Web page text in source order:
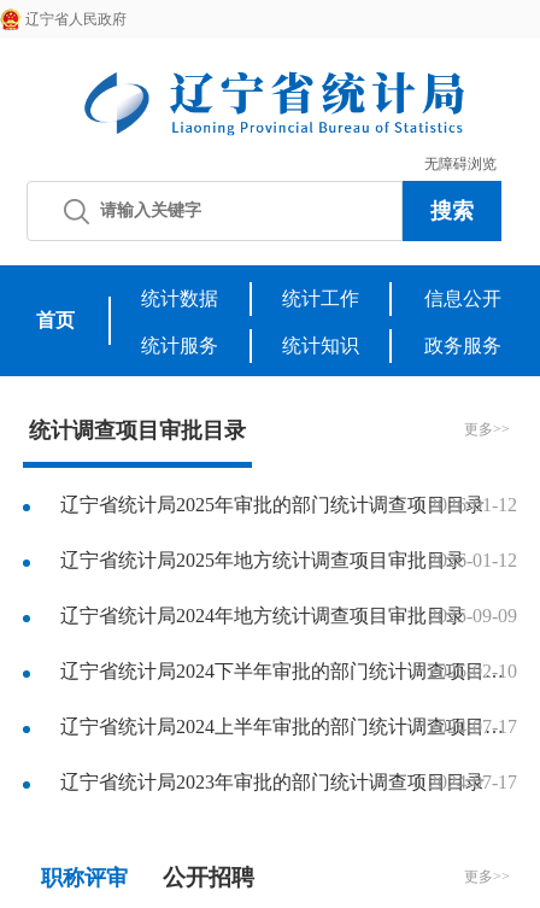
辽宁省人民政府
无障碍浏览
首页
统计数据 统计工作 信息公开
统计服务 统计知识 政务服务
统计调查项目审批目录 更多>>
辽宁省统计局2025年审批的部门统计调查项目目录
2026-01-12
辽宁省统计局2025年地方统计调查项目审批目录2026-01-12
辽宁省统计局2024年地方统计调查项目审批目录2025-09-09
辽宁省统计局2024下半年审批的部门统计调查项目目录
2025-02-10
辽宁省统计局2024上半年审批的部门统计调查项目目录
2024-07-17
辽宁省统计局2023年审批的部门统计调查项目目录
2024-07-17
职称评审 公开招聘 更多>>